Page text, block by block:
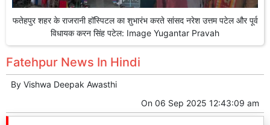
फतेहपुर शहर के राजरानी हॉस्पिटल का शुभारंभ करते सांसद नरेश उत्तम पटेल और पूर्व
विधायक करन सिंह पटेल: Image Yugantar Pravah
Fatehpur News In Hindi
By Vishwa Deepak Awasthi
On 06 Sep 2025 12:43:09 am